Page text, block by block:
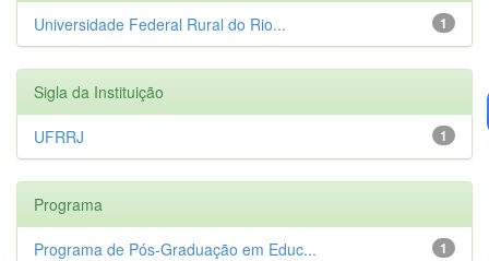
1
Universidade Federal Rural do Rio...
Sigla da Instituição
1
UFRRJ
Programa
1
Programa de Pós-Graduação em Educ...